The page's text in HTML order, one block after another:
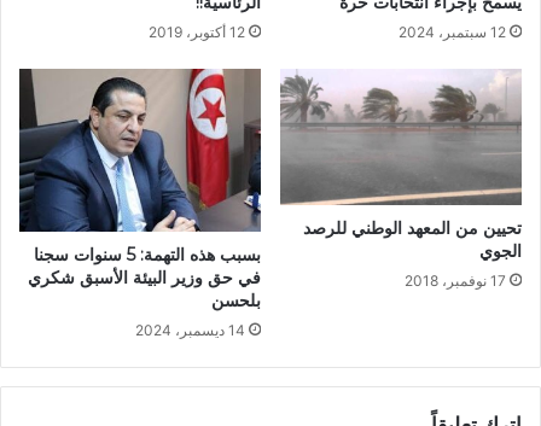
12 سبتمبر، 2024 12 أكتوبر، 2019
تحيين من المعهد الوطني للرصد
الجوي
17 نوفمبر، 2018
بسبب هذه التهمة: 5 سنوات سجنا
في حق وزير البيئة الأسبق شكري
بلحسن
14 ديسمبر، 2024